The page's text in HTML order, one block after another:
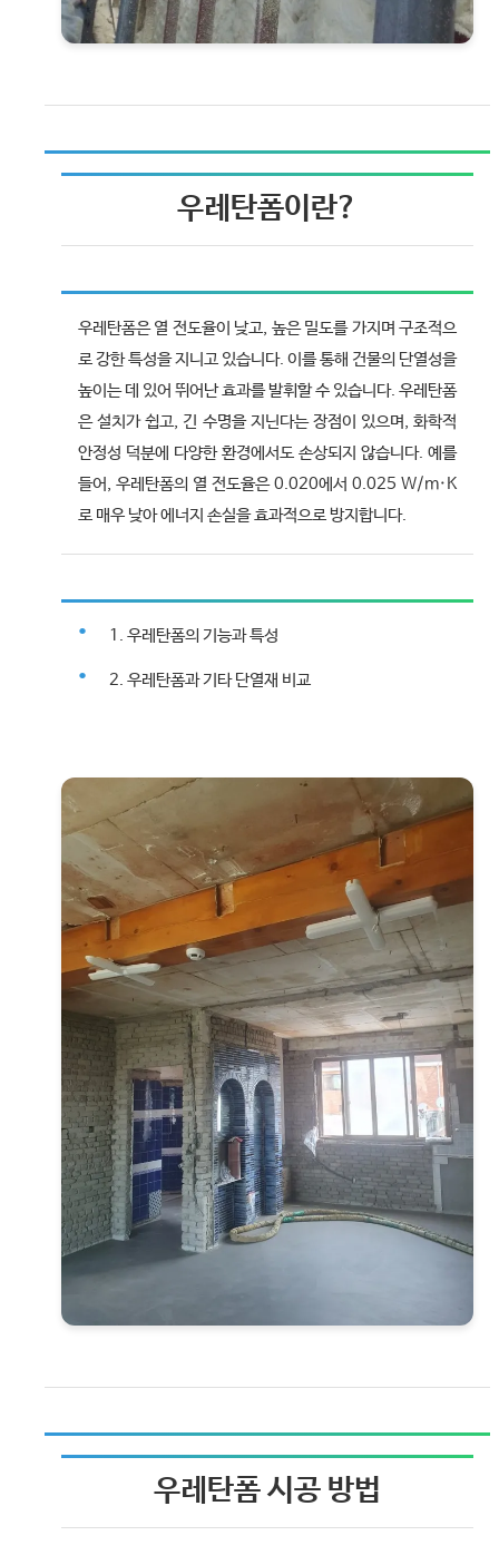
우레탄폼이란?
우레탄폼은 열 전도율이 낮고, 높은 밀도를 가지며 구조적으
로 강한 특성을 지니고 있습니다. 이를 통해 건물의 단열성을
높이는 데 있어 뛰어난 효과를 발휘할 수 있습니다. 우레탄폼
은 설치가 쉽고, 긴 수명을 지닌다는 장점이 있으며, 화학적
안정성 덕분에 다양한 환경에서도 손상되지 않습니다. 예를
들어, 우레탄폼의 열 전도율은 0.020에서 0.025 W/m·K
로 매우 낮아 에너지 손실을 효과적으로 방지합니다.
1. 우레탄폼의 기능과 특성
2. 우레탄폼과 기타 단열재 비교
우레탄폼 시공 방법